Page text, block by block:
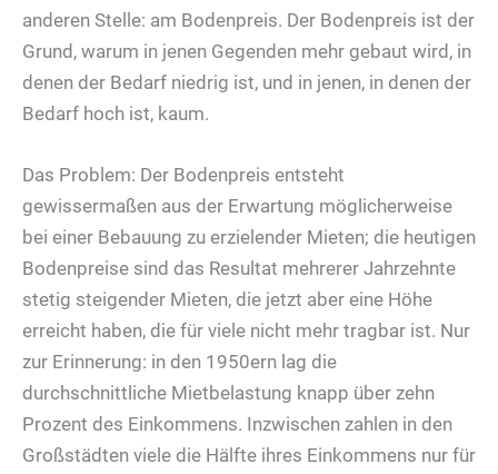
anderen Stelle: am Bodenpreis. Der Bodenpreis ist der
Grund, warum in jenen Gegenden mehr gebaut wird, in
denen der Bedarf niedrig ist, und in jenen, in denen der
Bedarf hoch ist, kaum.
Das Problem: Der Bodenpreis entsteht
gewissermaßen aus der Erwartung möglicherweise
bei einer Bebauung zu erzielender Mieten; die heutigen
Bodenpreise sind das Resultat mehrerer Jahrzehnte
stetig steigender Mieten, die jetzt aber eine Höhe
erreicht haben, die für viele nicht mehr tragbar ist. Nur
zur Erinnerung: in den 1950ern lag die
durchschnittliche Mietbelastung knapp über zehn
Prozent des Einkommens. Inzwischen zahlen in den
Großstädten viele die Hälfte ihres Einkommens nur für